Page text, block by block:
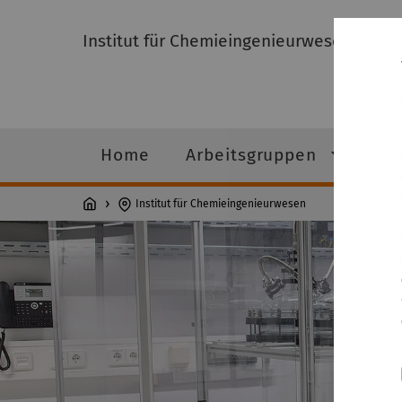
Institut für Chemieingenieurwesen
Home Arbeitsgruppen
Institut für Chemieingenieurwesen